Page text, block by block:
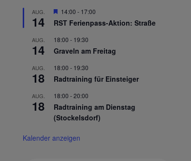
AUG.
14
Hervorgehoben
14:00 - 17:00
RST Ferienpass-Aktion: Straße
AUG.
14
18:00 - 19:30
Graveln am Freitag
AUG.
18
18:00 - 19:30
Radtraining für Einsteiger
AUG.
18
18:00 -20:00
Radtraining am Dienstag
(Stockelsdorf)
Kalender anzeigen